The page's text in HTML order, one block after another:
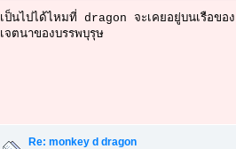
เป็นไปได้ไหมที่ dragon จะเคยอยู่บนเรือข
เจตนาของบรรพบุรุษ
Re: monkey d dragon